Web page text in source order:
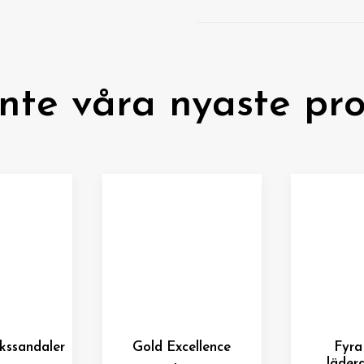
våra nyaste
Gold Excellence